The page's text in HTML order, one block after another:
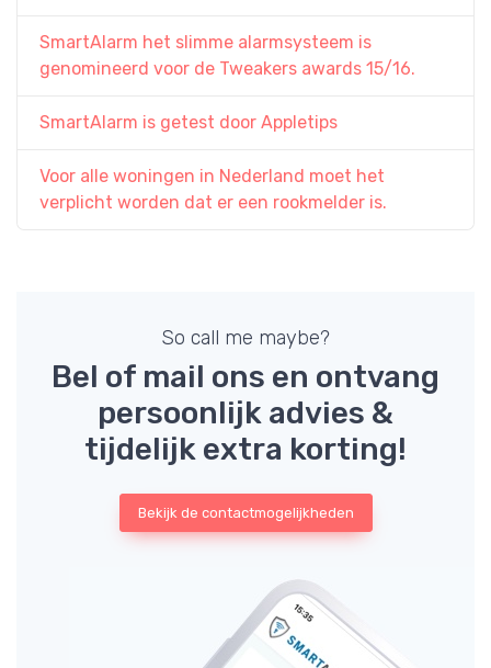
SmartAlarm het slimme alarmsysteem is
genomineerd voor de Tweakers awards 15/16.
SmartAlarm is getest door Appletips
Voor alle woningen in Nederland moet het
verplicht worden dat er een rookmelder is.
So call me maybe?
Bel of mail ons en ontvang
persoonlijk advies &
tijdelijk extra korting!
Bekijk de contactmogelijkheden